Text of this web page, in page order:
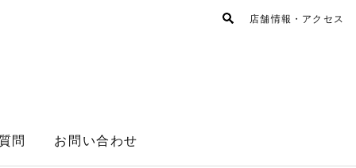
店舗情報・アクセス
問 お問い合わせ